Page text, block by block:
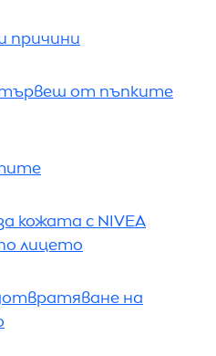
причини
от пъпките
кожата с NIVEA
лицето
на